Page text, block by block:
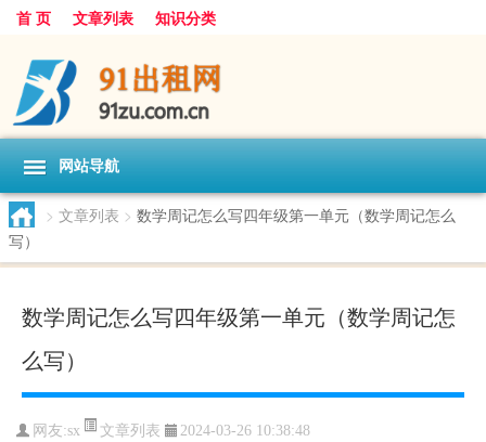
首 页 文章列表 知识分类
网站导航
> 文章列表 > 数学周记怎么写四年级第一单元（数学周记怎么
写）
数学周记怎么写四年级第一单元（数学周记怎
么写）
网友:sx 文章列表 2024-03-26 10:38:48